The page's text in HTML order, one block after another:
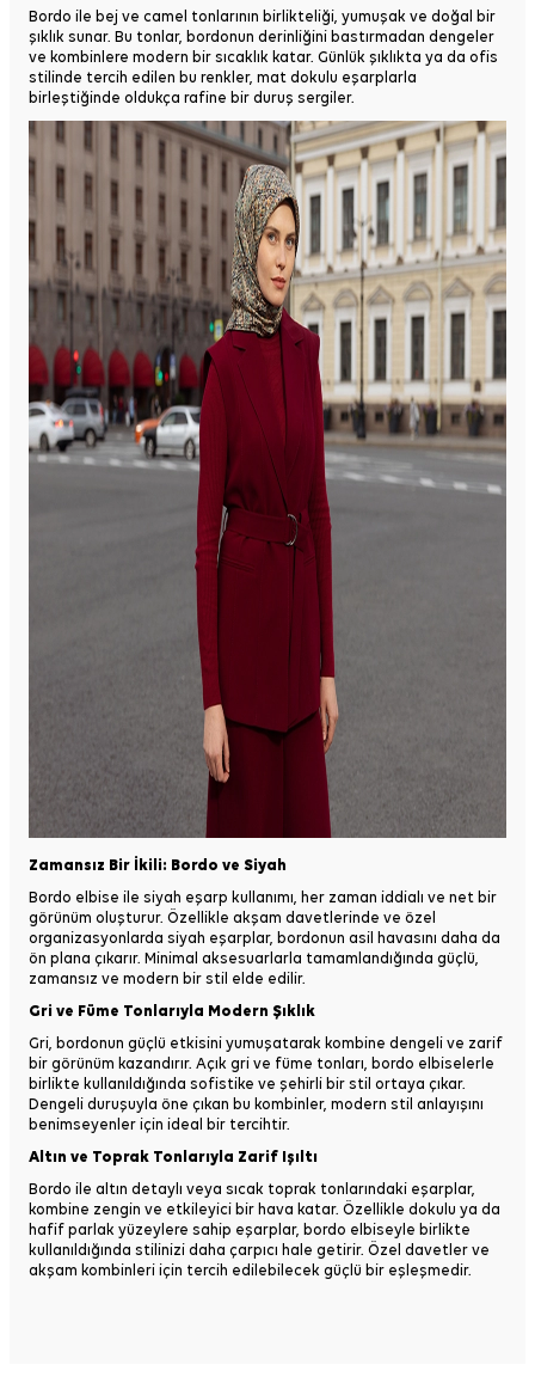
Bordo ile bej ve camel tonlarının birlikteliği, yumuşak ve doğal bir
şıklık sunar. Bu tonlar, bordonun derinliğini bastırmadan dengeler
ve kombinlere modern bir sıcaklık katar. Günlük şıklıkta ya da ofis
stilinde tercih edilen bu renkler, mat dokulu eşarplarla
birleştiğinde oldukça rafine bir duruş sergiler.
Zamansız Bir İkili: Bordo ve Siyah
Bordo elbise ile siyah eşarp kullanımı, her zaman iddialı ve net bir
görünüm oluşturur. Özellikle akşam davetlerinde ve özel
organizasyonlarda siyah eşarplar, bordonun asil havasını daha da
ön plana çıkarır. Minimal aksesuarlarla tamamlandığında güçlü,
zamansız ve modern bir stil elde edilir.
Gri ve Füme Tonlarıyla Modern Şıklık
Gri, bordonun güçlü etkisini yumuşatarak kombine dengeli ve zarif
bir görünüm kazandırır. Açık gri ve füme tonları, bordo elbiselerle
birlikte kullanıldığında sofistike ve şehirli bir stil ortaya çıkar.
Dengeli duruşuyla öne çıkan bu kombinler, modern stil anlayışını
benimseyenler için ideal bir tercihtir.
Altın ve Toprak Tonlarıyla Zarif Işıltı
Bordo ile altın detaylı veya sıcak toprak tonlarındaki eşarplar,
kombine zengin ve etkileyici bir hava katar. Özellikle dokulu ya da
hafif parlak yüzeylere sahip eşarplar, bordo elbiseyle birlikte
kullanıldığında stilinizi daha çarpıcı hale getirir. Özel davetler ve
akşam kombinleri için tercih edilebilecek güçlü bir eşleşmedir.